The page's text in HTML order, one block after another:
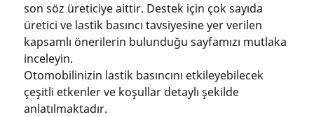
son söz üreticiye aittir. Destek için çok sayıda
üretici ve lastik basıncı tavsiyesine yer verilen
kapsamlı önerilerin bulunduğu sayfamızı mutlaka
inceleyin.
Otomobilinizin lastik basıncını etkileyebilecek
çeşitli etkenler ve koşullar detaylı şekilde
anlatılmaktadır.